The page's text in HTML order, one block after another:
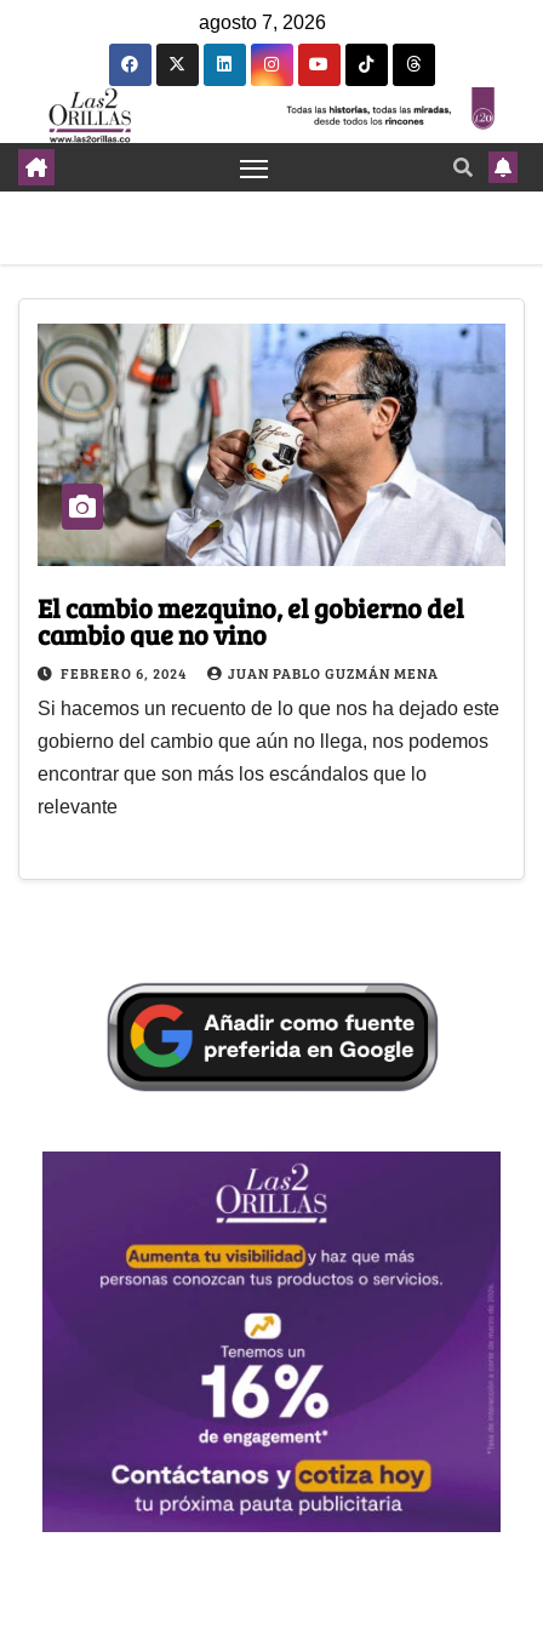
agosto 7, 2026
El cambio mezquino, el gobierno del
cambio que no vino
FEBRERO 6, 2024 JUAN PABLO GUZMÁN MENA
Si hacemos un recuento de lo que nos ha dejado este
gobierno del cambio que aún no llega, nos podemos
encontrar que son más los escándalos que lo
relevante